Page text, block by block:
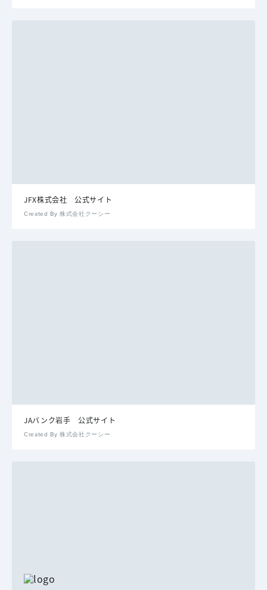
JFX株式会社 公式サイト
Created By 株式会社クーシー
JAバンク岩手 公式サイト
Created By 株式会社クーシー